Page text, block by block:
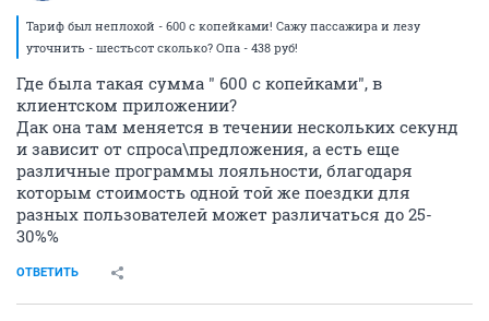
Тариф был неплохой - 600 с копейками! Сажу пассажира и лезу
уточнить - шестьсот сколько? Опа - 438 руб!
Где была такая сумма " 600 с копейками", в
клиентском приложении?
Дак она там меняется в течении нескольких секунд
и зависит от спроса\предложения, а есть еще
различные программы лояльности, благодаря
которым стоимость одной той же поездки для
разных пользователей может различаться до 25-
30%%
ОТВЕТИТЬ